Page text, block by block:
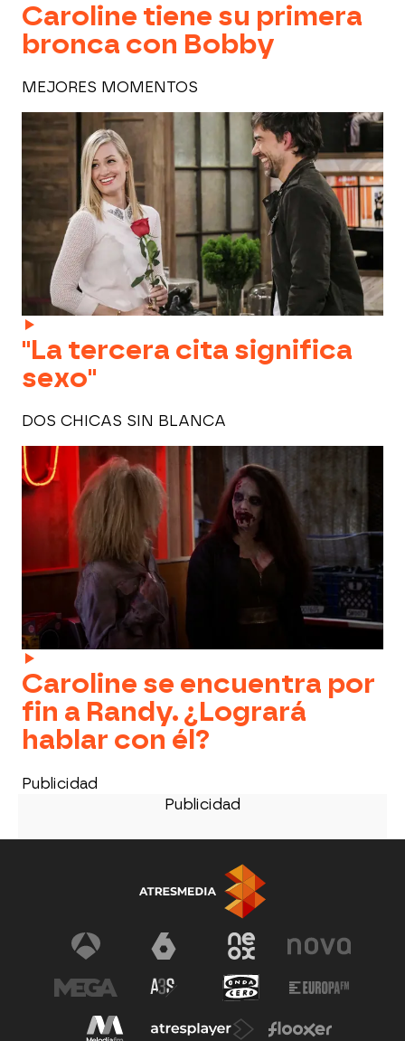
Caroline tiene su primera
bronca con Bobby
MEJORES MOMENTOS
"La tercera cita significa
sexo"
DOS CHICAS SIN BLANCA
Caroline se encuentra por
fin a Randy. ¿Logrará
hablar con él?
Publicidad